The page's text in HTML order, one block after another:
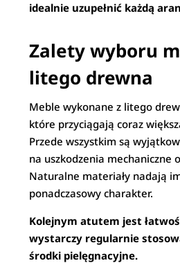
idealnie uzupełnić każdą
Zalety wyboru
litego drewna
Meble wykonane z litego
które przyciągają coraz
Przede wszystkim są
na uszkodzenia mechaniczne
Naturalne materiały nadają
ponadczasowy charakter.
Kolejnym atutem jest
wystarczy regularnie
środki pielęgnacyjne.